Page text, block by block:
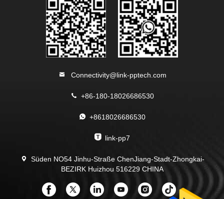
Connectivity@link-pptech.com
+86-180-18026686530
+8618026686530
link-pp7
Süden NO54 Jinhu-Straße ChenJiang-Stadt-Zhongkai-
BEZIRK Huizhou 516229 CHINA